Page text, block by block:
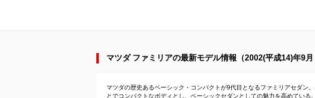
マツダ ファミリアの最新モデル情報（2002(平成14)年9月
マツダの歴史あるベーシック・コンパクトが9代目となるファミリアセダン
とでコンパクトなボディとし、ベーシックセダンとしての魅力を高めてい